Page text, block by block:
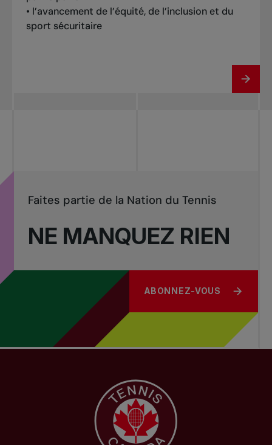
• l’avancement de l’équité, de l’inclusion et du
sport sécuritaire
NE MANQUEZ RIEN
Faites partie de la Nation du Tennis
ABONNEZ-VOUS